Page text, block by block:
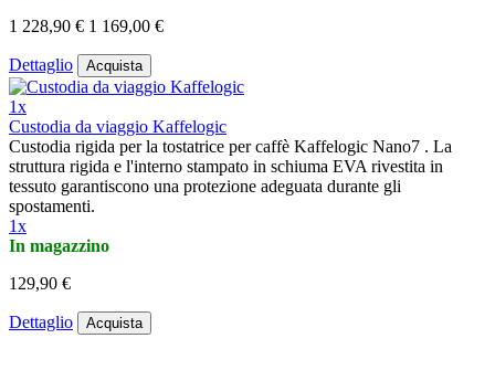
1 228,90 € 1 169,00 €
Dettaglio Acquista
1x
Custodia da viaggio Kaffelogic
Custodia rigida per la tostatrice per caffè Kaffelogic Nano7 . La
struttura rigida e l'interno stampato in schiuma EVA rivestita in
tessuto garantiscono una protezione adeguata durante gli
spostamenti.
1x
In magazzino
129,90 €
Dettaglio Acquista